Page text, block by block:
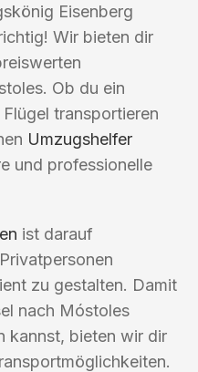
Eisenberg
Wir bieten dir
Ob du ein
transportieren
Umzugshelfer
und professionelle
ist darauf
zu gestalten. Damit
nach Móstoles
kannst, bieten wir dir